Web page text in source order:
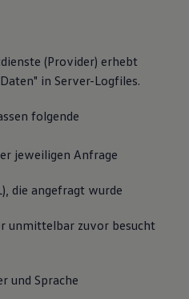
(Provider) erhebt
in Server-Logfiles.
folgende
jeweiligen Anfrage
die angefragt wurde
unmittelbar zuvor besucht
und Sprache